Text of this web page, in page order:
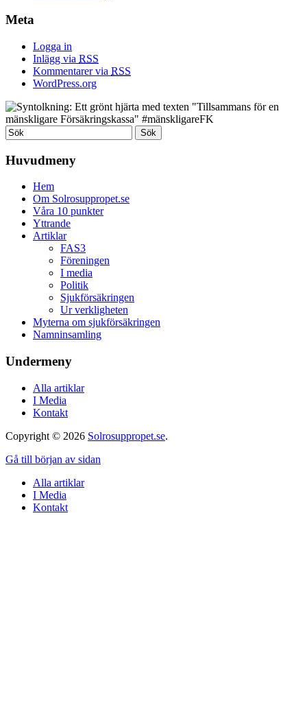
Meta
Logga in
Inlägg via RSS
Kommentarer via RSS
WordPress.org
Huvudmeny
Hem
Om Solrosuppropet.se
Våra 10 punkter
Yttrande
Artiklar
FAS3
Föreningen
I media
Politik
Sjukförsäkringen
Ur verkligheten
Myterna om sjukförsäkringen
Namninsamling
Undermeny
Alla artiklar
I Media
Kontakt
Copyright © 2026 Solrosuppropet.se.
Gå till början av sidan
Alla artiklar
I Media
Kontakt